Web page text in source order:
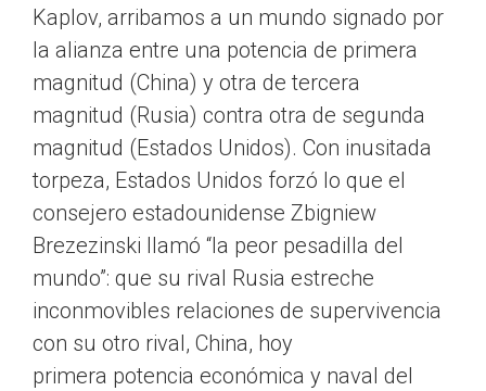
Kaplov, arribamos a un mundo signado por
la alianza entre una potencia de primera
magnitud (China) y otra de tercera
magnitud (Rusia) contra otra de segunda
magnitud (Estados Unidos). Con inusitada
torpeza, Estados Unidos forzó lo que el
consejero estadounidense Zbigniew
Brezezinski llamó “la peor pesadilla del
mundo”: que su rival Rusia estreche
inconmovibles relaciones de supervivencia
con su otro rival, China, hoy
primera potencia económica y naval del